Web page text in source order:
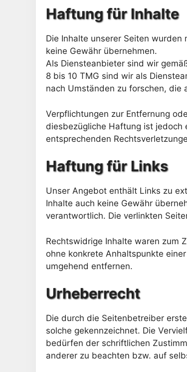
Haftung für Inhalte
Die Inhalte unserer Seiten
keine Gewähr übernehmen.
Als Diensteanbieter sind wir
8 bis 10 TMG sind wir als
nach Umständen zu forschen, die
Verpflichtungen zur Entfernung
diesbezügliche Haftung ist jedoch
entsprechenden
Haftung für Links
Unser Angebot enthält Links zu
Inhalte auch keine Gewähr
verantwortlich. Die verlinkten
Rechtswidrige Inhalte waren zum
ohne konkrete Anhaltspunkte
umgehend entfernen.
Urheberrecht
Die durch die Seitenbetreiber
solche gekennzeichnet. Die
bedürfen der schriftlichen
anderer zu beachten bzw. auf